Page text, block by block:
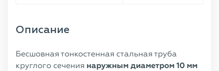
Описание
Бесшовная тонкостенная стальная труба
круглого сечения наружным диаметром 10 мм